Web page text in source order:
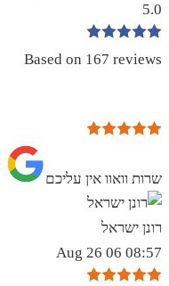
5.0
Based on 167 reviews
שרות וואוו אין עליכם
רונן ישראל
08:57 06 Aug 26